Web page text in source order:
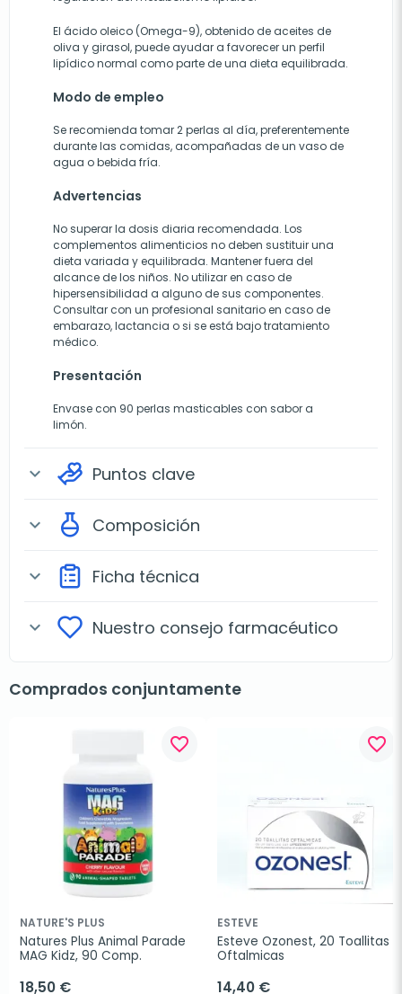
El ácido oleico (Omega-9), obtenido de aceites de
oliva y girasol, puede ayudar a favorecer un perfil
lipídico normal como parte de una dieta equilibrada.
Modo de empleo
Se recomienda tomar 2 perlas al día, preferentemente
durante las comidas, acompañadas de un vaso de
agua o bebida fría.
Advertencias
No superar la dosis diaria recomendada. Los
complementos alimenticios no deben sustituir una
dieta variada y equilibrada. Mantener fuera del
alcance de los niños. No utilizar en caso de
hipersensibilidad a alguno de sus componentes.
Consultar con un profesional sanitario en caso de
embarazo, lactancia o si se está bajo tratamiento
médico.
Presentación
Envase con 90 perlas masticables con sabor a
limón.
expand_more Puntos clave
expand_more Composición
expand_more Ficha técnica
expand_more Nuestro consejo farmacéutico
Comprados conjuntamente
favorite_border
NATURE'S PLUS
Natures Plus Animal Parade
MAG Kidz, 90 Comp.
18,50 €
favorite_border
ESTEVE
Esteve Ozonest, 20 Toallitas
Oftalmicas
14,40 €